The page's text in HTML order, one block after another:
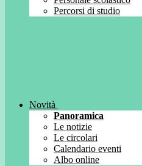
Percorsi di studio
Novità
Panoramica
Le notizie
Le circolari
Calendario eventi
Albo online